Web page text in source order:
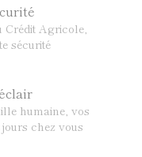
Crédit Agricole,
sécurité
humaine, vos
chez vous